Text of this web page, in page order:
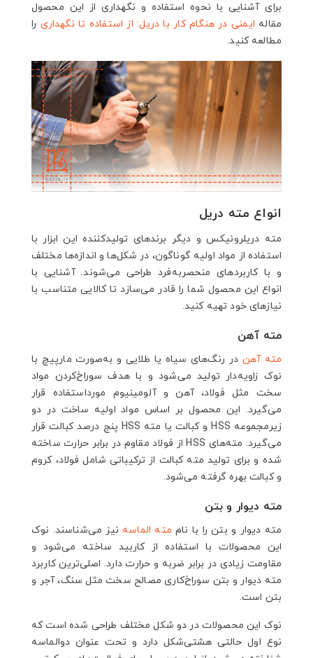
برای آشنایی با نحوه استفاده و نگهداری از این محصول
مقاله ایمنی در هنگام کار با دریل: از استفاده تا نگهداری را
مطالعه کنید.
انواع مته دریل
مته دریلرونیکس و دیگر برندهای تولیدکننده این ابزار با
استفاده از مواد اولیه گوناگون، در شکل‌ها و اندازه‌ها مختلف
و با کاربردهای منحصربه‌فرد طراحی می‌شوند. آشنایی با
انواع این محصول شما را قادر می‌سازد تا کالایی متناسب با
نیازهای خود تهیه کنید.
مته آهن
مته آهن در رنگ‌های سیاه یا طلایی و به‌صورت مارپیچ با
نوک زاویه‌دار تولید می‌شود و با هدف سوراخ‌کردن مواد
سخت مثل فولاد، آهن و آلومینیوم مورداستفاده قرار
می‌گیرد. این محصول بر اساس مواد اولیه ساخت در دو
زیرمجموعه HSS و کبالت یا مته HSS پنج درصد کبالت قرار
می‌گیرد. مته‌های HSS از فولاد مقاوم در برابر حرارت ساخته
شده و برای تولید مته کبالت از ترکیباتی شامل فولاد، کروم
و کبالت بهره گرفته می‌شود.
مته دیوار و بتن
مته دیوار و بتن را با نام مته الماسه نیز می‌شناسند. نوک
این محصولات با استفاده از کاربید ساخته می‌شود و
مقاومت زیادی در برابر ضربه و حرارت دارد. اصلی‌ترین کاربرد
مته دیوار و بتن سوراخ‌کاری مصالح سخت مثل سنگ، آجر و
بتن است.
نوک این محصولات در دو شکل مختلف طراحی شده است که
نوع اول حالتی هشتی‌شکل دارد و تحت عنوان دوالماسه